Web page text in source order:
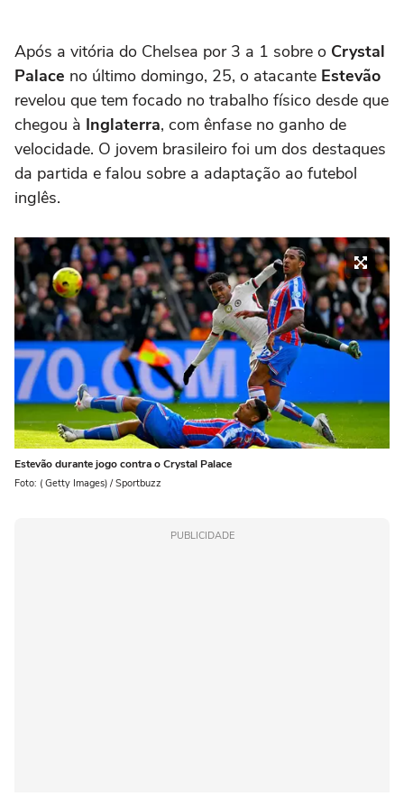
Após a vitória do Chelsea por 3 a 1 sobre o Crystal
Palace no último domingo, 25, o atacante Estevão
revelou que tem focado no trabalho físico desde que
chegou à Inglaterra, com ênfase no ganho de
velocidade. O jovem brasileiro foi um dos destaques
da partida e falou sobre a adaptação ao futebol
inglês.
Estevão durante jogo contra o Crystal Palace
Foto: ( Getty Images) / Sportbuzz
PUBLICIDADE